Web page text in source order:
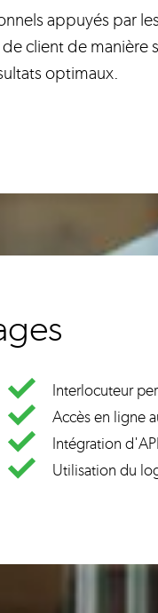
appuyés par
client de manière
optimaux.
Interlocuteur
Accès en ligne
Intégration
Utilisation du